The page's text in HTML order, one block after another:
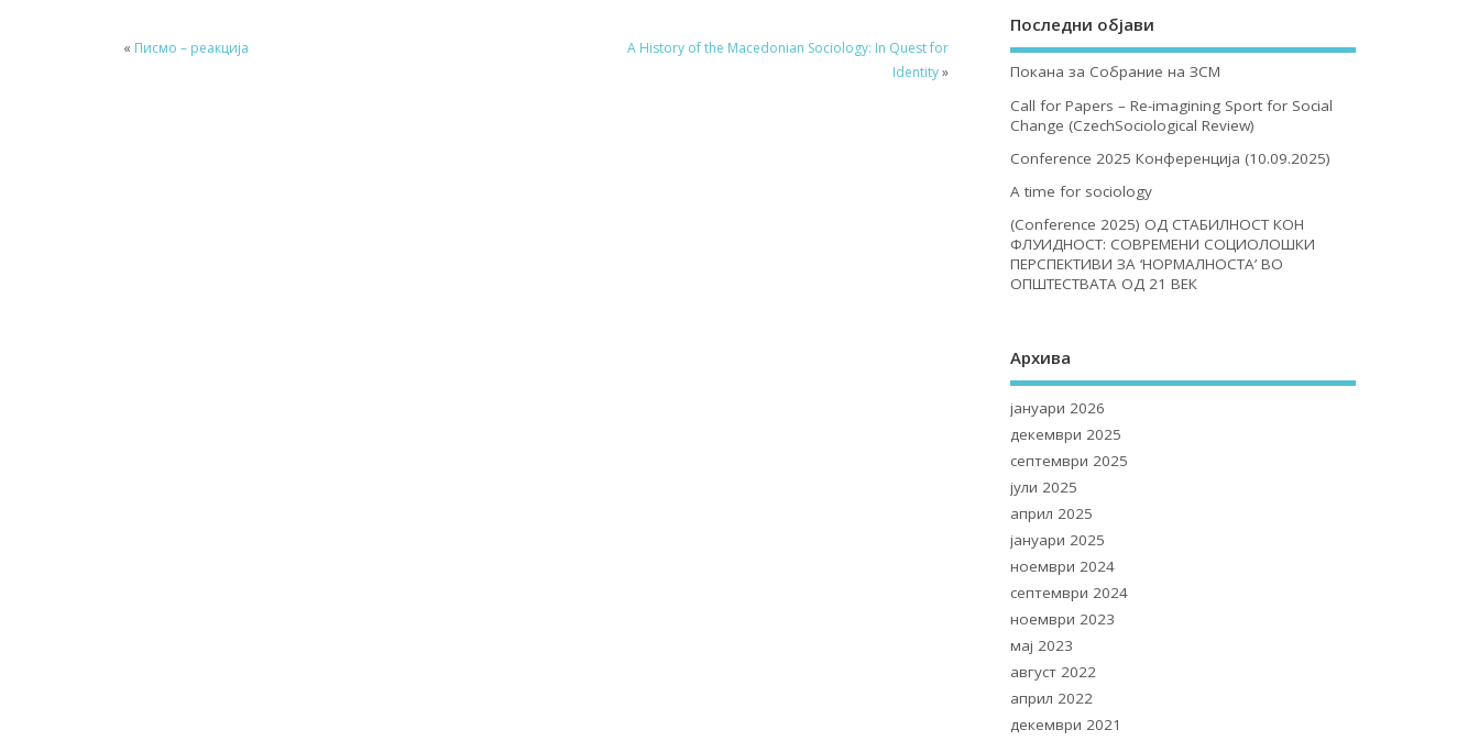
« Писмо – реакција
A History of the Macedonian Sociology: In Quest for
Identity»
Последни објави
Покана за Собрание на ЗСМ
Call for Papers – Re-imagining Sport for Social
Change (CzechSociological Review)
Conference 2025 Конференција (10.09.2025)
A time for sociology
(Conference 2025) ОД СТАБИЛНОСТ КОН
ФЛУИДНОСТ: СОВРЕМЕНИ СОЦИОЛОШКИ
ПЕРСПЕКТИВИ ЗА ‘НОРМАЛНОСТА’ ВО
ОПШТЕСТВАТА ОД 21 ВЕК
Архива
јануари 2026
декември 2025
септември 2025
јули 2025
април 2025
јануари 2025
ноември 2024
септември 2024
ноември 2023
мај 2023
август 2022
април 2022
декември 2021